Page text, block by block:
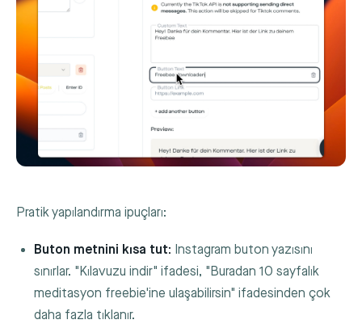
Pratik yapılandırma ipuçları:
Buton metnini kısa tut: Instagram buton yazısını
sınırlar. "Kılavuzu indir" ifadesi, "Buradan 10 sayfalık
meditasyon freebie'ine ulaşabilirsin" ifadesinden çok
daha fazla tıklanır.